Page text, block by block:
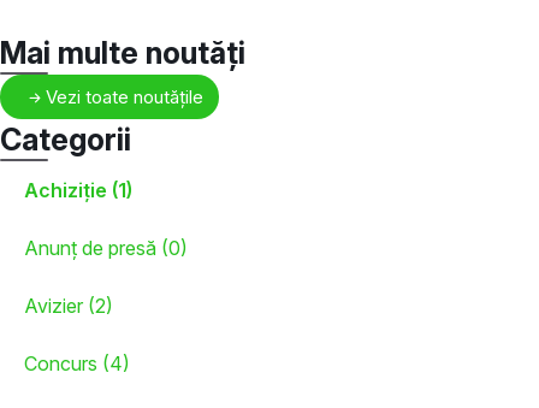
Mai multe noutăți
Vezi toate noutățile
Categorii
Achiziție (1)
Anunț de presă (0)
Avizier (2)
Concurs (4)